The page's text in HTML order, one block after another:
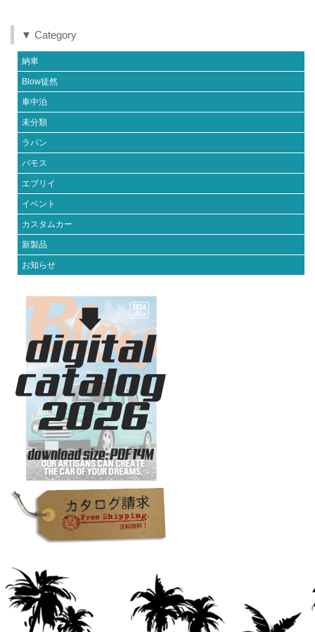
▼ Category
納車
Blow徒然
車中泊
未分類
ラパン
バモス
エブリイ
イベント
カスタムカー
新製品
お知らせ